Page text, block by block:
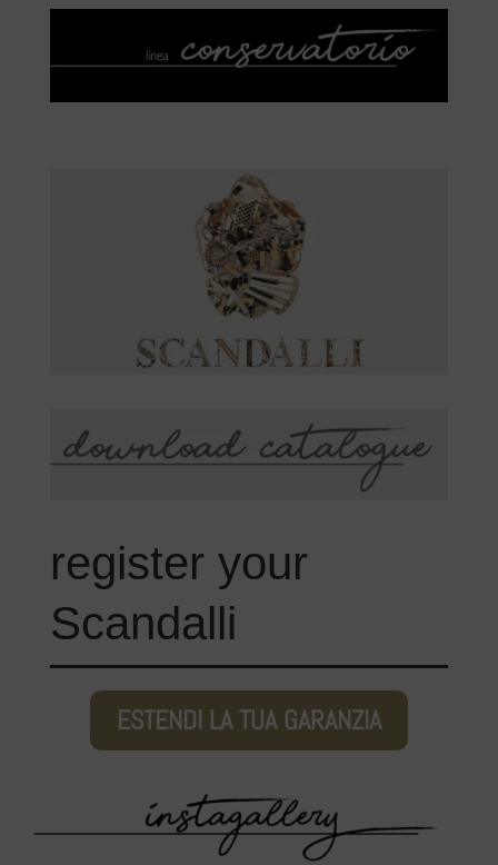
register your
Scandalli
ESTENDI LA TUA GARANZIA